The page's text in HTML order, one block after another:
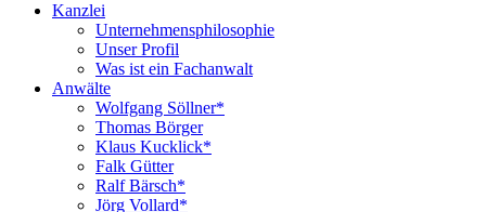
Kanzlei
Unternehmensphilosophie
Unser Profil
Was ist ein Fachanwalt
Anwälte
Wolfgang Söllner*
Thomas Börger
Klaus Kucklick*
Falk Gütter
Ralf Bärsch*
Jörg Vollard*